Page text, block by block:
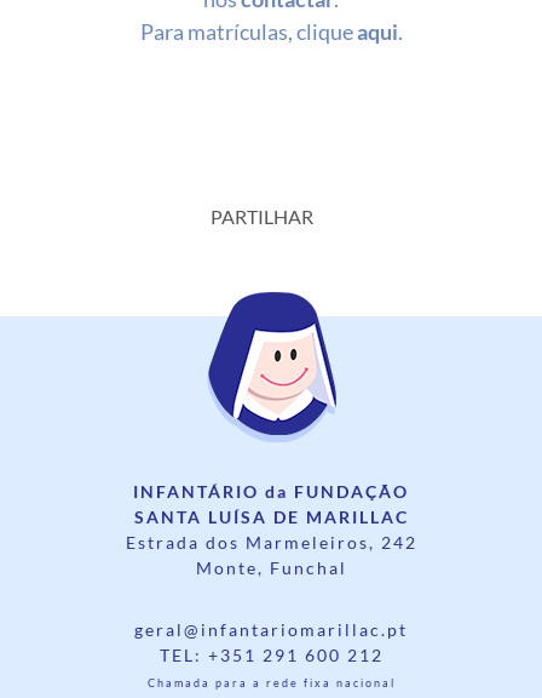
Para matrículas, cliqueaqui.
PARTILHAR
INFANTÁRIO da FUNDAÇÃO
SANTA LUÍSA DE MARILLAC
Estrada dos Marmeleiros, 242
Monte, Funchal
geral@infantariomarillac.pt
TEL: +351 291 600 212
Chamada para a rede fixa nacional